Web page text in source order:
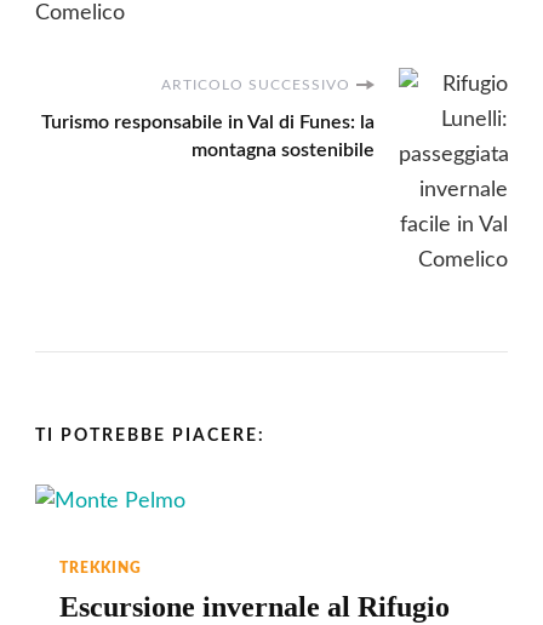
ARTICOLO SUCCESSIVO
Turismo responsabile in Val di Funes: la
montagna sostenibile
TI POTREBBE PIACERE:
TREKKING
Escursione invernale al Rifugio